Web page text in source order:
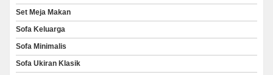
Set Meja Makan
Sofa Keluarga
Sofa Minimalis
Sofa Ukiran Klasik